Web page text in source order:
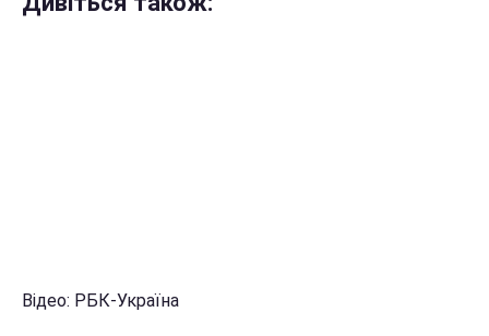
Відео: РБК-Україна